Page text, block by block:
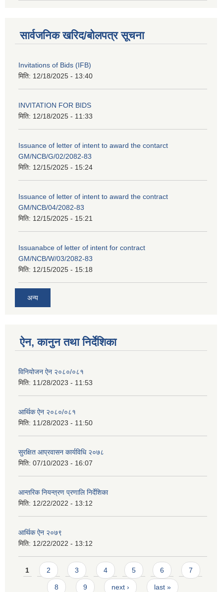
सार्वजनिक खरिद/बोलपत्र सूचना
Invitations of Bids (IFB)
मिति: 12/18/2025 - 13:40
INVITATION FOR BIDS
मिति: 12/18/2025 - 11:33
Issuance of letter of intent to award the contarct
GM/NCB/G/02/2082-83
मिति: 12/15/2025 - 15:24
Issuance of letter of intent to award the contract
GM/NCB/04/2082-83
मिति: 12/15/2025 - 15:21
Issuanabce of letter of intent for contract
GM/NCB/W/03/2082-83
मिति: 12/15/2025 - 15:18
अन्य
ऐन, कानुन तथा निर्देशिका
विनियोजन ऐन २०८०/०८१
मिति: 11/28/2023 - 11:53
आर्थिक ऐन २०८०/०८१
मिति: 11/28/2023 - 11:50
सुरक्षित आप्रवासन कार्यविधि २०७८
मिति: 07/10/2023 - 16:07
आन्तरिक नियन्त्रण प्रणालि निर्देशिका
मिति: 12/22/2022 - 13:12
आर्थिक ऐन २०७९
मिति: 12/22/2022 - 13:12
Pages
1 2 3 4 5 6 7
8 9 next › last »